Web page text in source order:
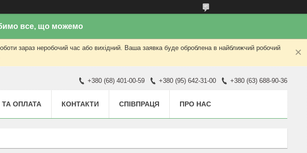
все, що можемо
зараз неробочий час або вихідний. Ваша заявка буде оброблена в найближчий робочий
+380 (68) 401-00-59 +380 (95) 642-31-00 +380 (63) 688-90-36
ОПЛАТА КОНТАКТИ СПІВПРАЦЯ ПРО НАС